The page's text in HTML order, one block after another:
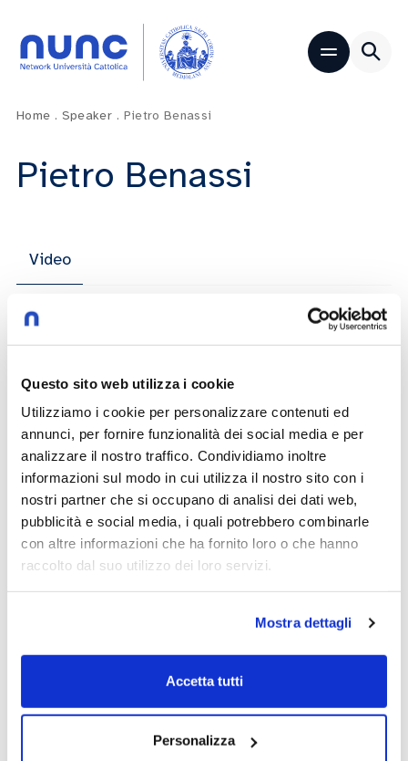
Questo sito web utilizza i cookie
Utilizziamo i cookie per personalizzare contenuti ed
annunci, per fornire funzionalità dei social media e per
analizzare il nostro traffico. Condividiamo inoltre
informazioni sul modo in cui utilizza il nostro sito con i
nostri partner che si occupano di analisi dei dati web,
pubblicità e social media, i quali potrebbero combinarle
con altre informazioni che ha fornito loro o che hanno
raccolto dal suo utilizzo dei loro servizi.
Mostra dettagli
Accetta tutti
Personalizza
Home . Speaker . Pietro Benassi
Pietro Benassi
Video
frammentato
Pietro Benassi
+ Altri speaker
12/03/2025
Un’Europa protagonista. Sfide e
opportunità in un mondo che cambia.